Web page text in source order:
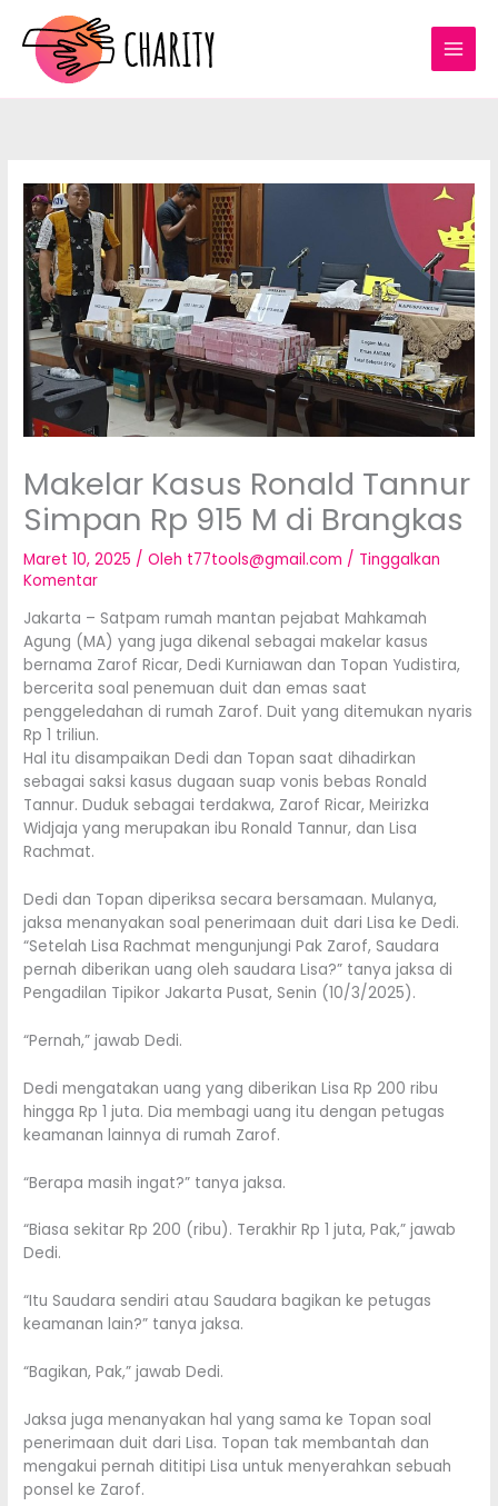
konten
Makelar Kasus Ronald Tannur
Simpan Rp 915 M di Brangkas
Maret 10, 2025 / Oleh t77tools@gmail.com / Tinggalkan
Komentar
Jakarta – Satpam rumah mantan pejabat Mahkamah
Agung (MA) yang juga dikenal sebagai makelar kasus
bernama Zarof Ricar, Dedi Kurniawan dan Topan Yudistira,
bercerita soal penemuan duit dan emas saat
penggeledahan di rumah Zarof. Duit yang ditemukan nyaris
Rp 1 triliun.
Hal itu disampaikan Dedi dan Topan saat dihadirkan
sebagai saksi kasus dugaan suap vonis bebas Ronald
Tannur. Duduk sebagai terdakwa, Zarof Ricar, Meirizka
Widjaja yang merupakan ibu Ronald Tannur, dan Lisa
Rachmat.
Dedi dan Topan diperiksa secara bersamaan. Mulanya,
jaksa menanyakan soal penerimaan duit dari Lisa ke Dedi.
“Setelah Lisa Rachmat mengunjungi Pak Zarof, Saudara
pernah diberikan uang oleh saudara Lisa?” tanya jaksa di
Pengadilan Tipikor Jakarta Pusat, Senin (10/3/2025).
“Pernah,” jawab Dedi.
Dedi mengatakan uang yang diberikan Lisa Rp 200 ribu
hingga Rp 1 juta. Dia membagi uang itu dengan petugas
keamanan lainnya di rumah Zarof.
“Berapa masih ingat?” tanya jaksa.
“Biasa sekitar Rp 200 (ribu). Terakhir Rp 1 juta, Pak,” jawab
Dedi.
“Itu Saudara sendiri atau Saudara bagikan ke petugas
keamanan lain?” tanya jaksa.
“Bagikan, Pak,” jawab Dedi.
Jaksa juga menanyakan hal yang sama ke Topan soal
penerimaan duit dari Lisa. Topan tak membantah dan
mengakui pernah dititipi Lisa untuk menyerahkan sebuah
ponsel ke Zarof.